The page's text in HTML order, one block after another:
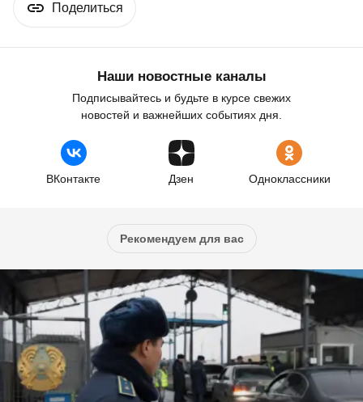
Поделиться
Наши новостные каналы
Подписывайтесь и будьте в курсе свежих
новостей и важнейших событиях дня.
ВКонтакте Дзен Одноклассники
Рекомендуем для вас